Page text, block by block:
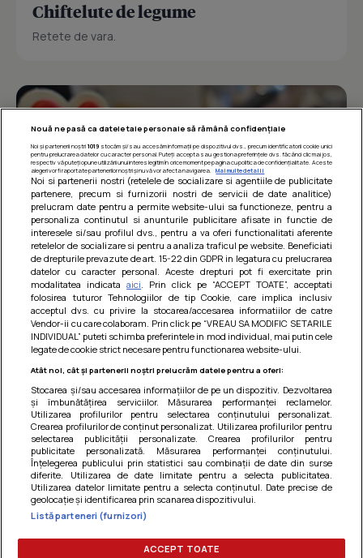
Chiftelute de legume
Retete de vara.
Barcute din vinete cu arpagic rosu
Un deliciu usor de preparat!
Termeni si conditii |
confidentialitate|Gestionați preferințele
Nouă ne pasă ca datele tale personale să rămână confidențiale
Noi și partenerii noștri 1019stocăm și/sau accesăm informații pe dispozitivul dvs., precum identificatorii cookie unici
pentru prelucrarea datelor cu caracter personal. Puteți accepta sau gestiona preferințele dvs. făcând clic mai jos,
respectiv vă puteți opune utilizării unui interes legitim în orice moment pe pagina cu politica de confidențialitate. Aceste
alegeri vor fi raportate partenerilor noștri și nu vă vor afecta navigarea.
Mai multe detalii
Noi si partenerii nostri (retelele de socializare si agentiile de publicitate
partenere, precum si furnizorii nostri de servicii de date analitice)
prelucram date pentru a permite website-ului sa functioneze, pentru a
personaliza continutul si anunturile publicitare afisate in functie de
interesele si/sau profilul dvs., pentru a va oferi functionalitati aferente
retelelor de socializare si pentru a analiza traficul pe website. Beneficiati
de drepturile prevazute de art. 15-22 din GDPR in legatura cu prelucrarea
datelor cu caracter personal. Aceste drepturi pot fi exercitate prin
modalitatea indicataaici . Prin click pe “ACCEPT TOATE”, acceptati
folosirea tuturor Tehnologiilor de tip Cookie, care implica inclusiv
acceptul dvs. cu privire la stocarea/accesarea informatiilor de catre
Vendor-ii cu care colaboram. Prin click pe “VREAU SA MODIFIC SETARILE
INDIVIDUAL” puteti schimba preferintele in mod individual, mai putin cele
legate de cookie strict necesare pentru functionarea website-ului.
Atât noi, cât și partenerii noștri prelucrăm datele pentru a oferi:
Stocarea și/sau accesarea informațiilor de pe un dispozitiv. Dezvoltarea
și îmbunătățirea serviciilor. Măsurarea performanței reclamelor.
Utilizarea profilurilor pentru selectarea conținutului personalizat.
Crearea profilurilor de conținut personalizat. Utilizarea profilurilor pentru
selectarea publicității personalizate. Crearea profilurilor pentru
publicitate personalizată. Măsurarea performanței conținutului.
Înțelegerea publicului prin statistici sau combinații de date din surse
diferite. Utilizarea de date limitate pentru a selecta publicitatea.
Utilizarea datelor limitate pentru a selecta conținutul. Date precise de
geolocație și identificarea prin scanarea dispozitivului.
Listă parteneri (furnizori)
ACCEPT TOATE